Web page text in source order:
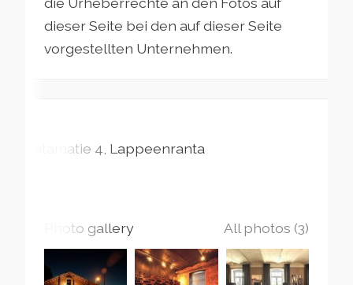
dieser Seite bei den auf dieser Seite
vorgestellten Unternehmen.
Satamatie 4 Lappeenranta
Photo gallery All photos (3)